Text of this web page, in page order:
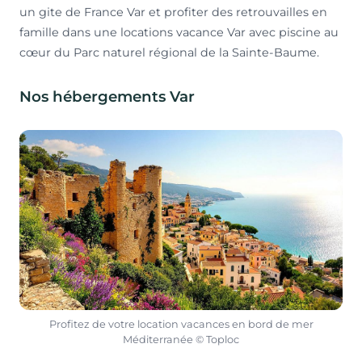
un gite de France Var et profiter des retrouvailles en
famille dans une locations vacance Var avec piscine au
cœur du Parc naturel régional de la Sainte-Baume.
Nos hébergements Var
Profitez de votre location vacances en bord de mer
Méditerranée © Toploc